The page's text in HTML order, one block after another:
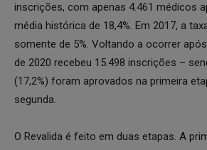
inscrições, com apenas 4.461 médicos
média histórica de 18,4%. Em 2017, a
somente de 5%. Voltando a ocorrer
de 2020 recebeu 15.498 inscrições –
(17,2%) foram aprovados na primeira
segunda.
O Revalida é feito em duas etapas. A